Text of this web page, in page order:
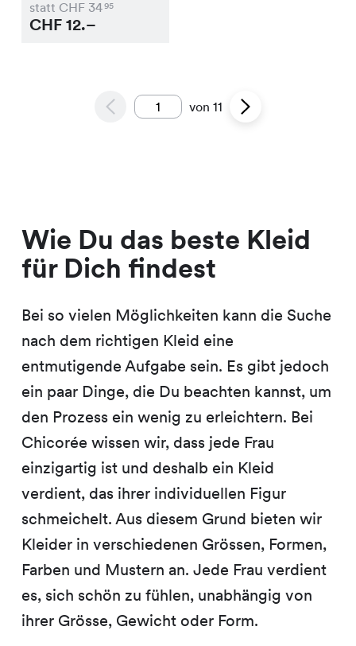
statt CHF 3495
CHF12.–
von 11
Wie Du das beste Kleid
für Dich findest
Bei so vielen Möglichkeiten kann die Suche
nach dem richtigen Kleid eine
entmutigende Aufgabe sein. Es gibt jedoch
ein paar Dinge, die Du beachten kannst, um
den Prozess ein wenig zu erleichtern. Bei
Chicorée wissen wir, dass jede Frau
einzigartig ist und deshalb ein Kleid
verdient, das ihrer individuellen Figur
schmeichelt. Aus diesem Grund bieten wir
Kleider in verschiedenen Grössen, Formen,
Farben und Mustern an. Jede Frau verdient
es, sich schön zu fühlen, unabhängig von
ihrer Grösse, Gewicht oder Form.